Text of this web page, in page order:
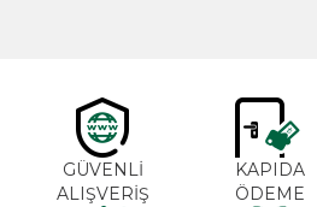
GÜVENLİ
ALIŞVERİŞ
KAPIDA
ÖDEME